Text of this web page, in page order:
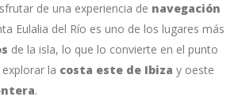
de una experiencia de navegación
Eulalia del Río es uno de los lugares más
de la isla, lo que lo convierte en el punto
la costa este de Ibiza y oeste
.